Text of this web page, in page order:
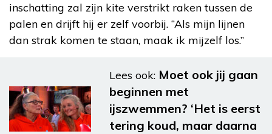
inschatting zal zijn kite verstrikt raken tussen de
palen en drijft hij er zelf voorbij. “Als mijn lijnen
dan strak komen te staan, maak ik mijzelf los.”
Lees ook: Moet ook jij gaan
beginnen met
ijszwemmen? ‘Het is eerst
tering koud, maar daarna